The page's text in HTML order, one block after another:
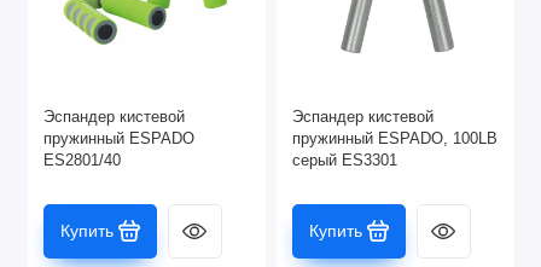
Эспандер кистевой
пружинный ESPADO
ES2801/40
Купить
Эспандер кистевой
пружинный ESPADO, 100LB
серый ES3301
Купить